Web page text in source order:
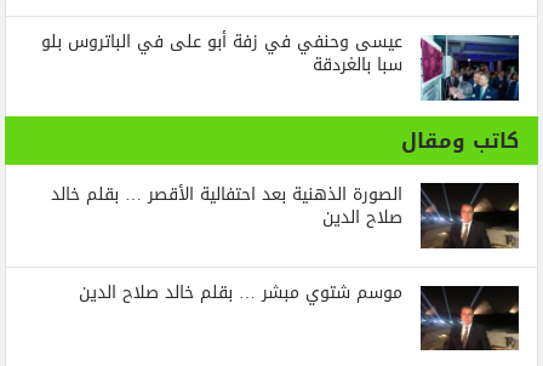
عيسى وحنفي في زفة أبو على في الباتروس بلو
سبا بالغردقة
كاتب ومقال
الصورة الذهنية بعد احتفالية الأقصر … بقلم خالد
صلاح الدين
موسم شتوي مبشر … بقلم خالد صلاح الدين